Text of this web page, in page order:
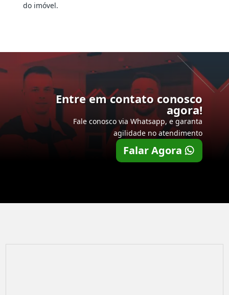
do imóvel.
Entre em contato conosco
agora!
Fale conosco via Whatsapp, e garanta
agilidade no atendimento
Falar Agora